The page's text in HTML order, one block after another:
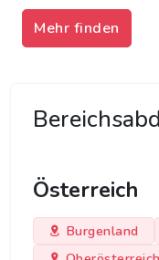
Mehr finden
Österreich
Burgenland